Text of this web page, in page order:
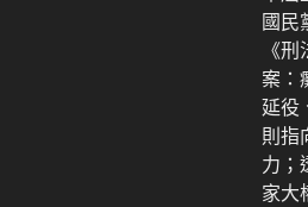
國民
《
案：
延役
則指
力；
家大